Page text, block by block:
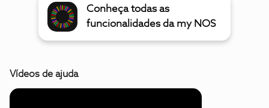
Conheça todas as
funcionalidades da my NOS
Vídeos de ajuda